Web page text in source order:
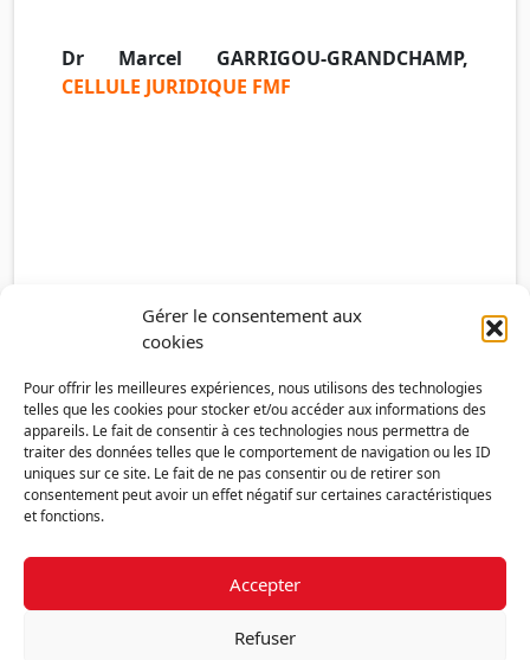
Gérer le consentement aux
cookies
Pour offrir les meilleures expériences, nous utilisons des technologies
telles que les cookies pour stocker et/ou accéder aux informations des
appareils. Le fait de consentir à ces technologies nous permettra de
traiter des données telles que le comportement de navigation ou les ID
uniques sur ce site. Le fait de ne pas consentir ou de retirer son
consentement peut avoir un effet négatif sur certaines caractéristiques
et fonctions.
Accepter
Refuser
Dr Marcel GARRIGOU-GRANDCHAMP,
CELLULE JURIDIQUE FMF
Politique de confidentialité
RGPD
Nous contacter